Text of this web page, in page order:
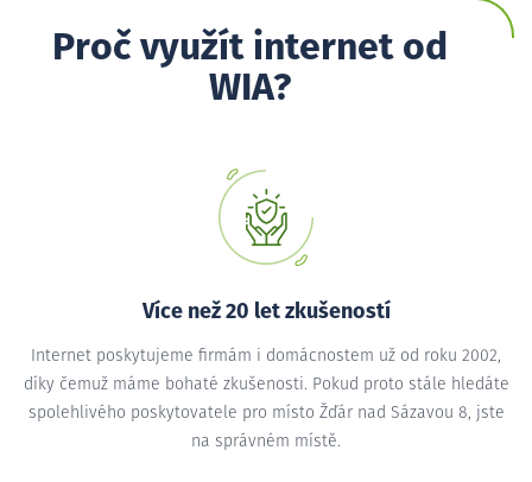
Proč využít internet od
WIA?
Více než 20 let zkušeností
Internet poskytujeme firmám i domácnostem už od roku 2002,
díky čemuž máme bohaté zkušenosti. Pokud proto stále hledáte
spolehlivého poskytovatele pro místo Žďár nad Sázavou 8, jste
na správném místě.